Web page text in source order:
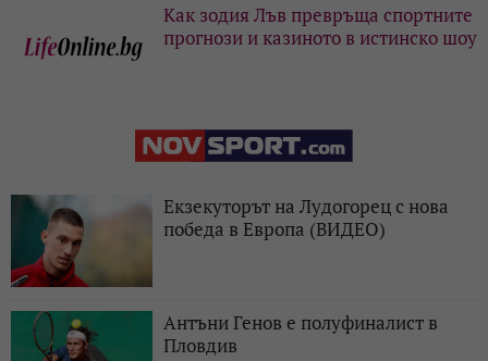
Как зодия Лъв превръща спортните
прогнози и казиното в истинско шоу
Екзекуторът на Лудогорец с нова
победа в Европа (ВИДЕО)
Антъни Генов е полуфиналист в
Пловдив